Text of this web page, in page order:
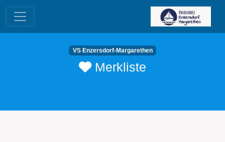
VS Enzersdorf-Margarethen
Merkliste